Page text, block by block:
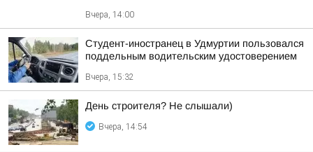
Вчера, 14:00
Студент-иностранец в Удмуртии пользовался
поддельным водительским удостоверением
Вчера, 15:32
День строителя? Не слышали)
Вчера, 14:54